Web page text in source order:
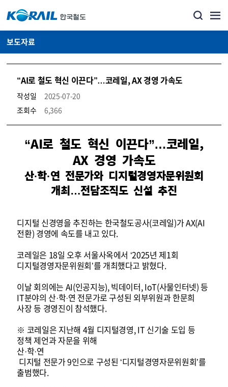
보도자료
“AI로 철도 혁신 이끈다”…코레일, AX 경영 가속도
작성일
2025-07-20
조회수
6,366
뉴스·홍보_보도자료 상세보기 – 내용, 파일, 담당자 연락처로 구성
“AI로 철도 혁신 이끈다”…코레일,
AX 경영 가속도
산·학·연 전문가와 디지털경영자문위원회
개최…전담조직도 신설 추진
디지털 신경영을 추진하는 한국철도공사(코레일)가 AX(AI
전환) 경영에 속도를 내고 있다.
코레일은 18일 오후 서울사옥에서 ‘2025년 제1회
디지털경영자문위원회’를 개최했다고 밝혔다.
이날 회의에는 AI(인공지능), 빅데이터, IoT(사물인터넷) 등
IT분야의 산·학·연 전문가로 구성된 외부위원과 한문희
사장 등 경영진이 참석했다.
※ 코레일은 지난해 4월 디지털경영, IT 신기술 도입 등
정책 제언과 자문을 위해
산·학·연
디지털 전문가 9인으로 구성된 ‘디지털경영자문위원회’를
출범했다.